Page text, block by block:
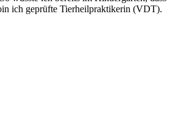
ich geprüfte Tierheilpraktikerin (VDT).